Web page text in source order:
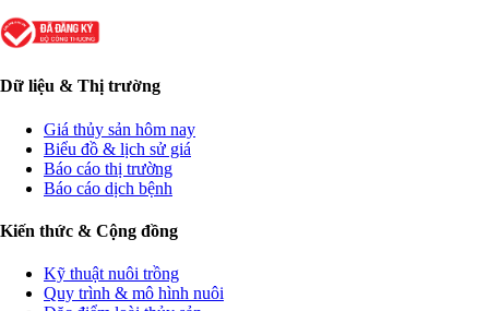
Dữ liệu & Thị trường
Giá thủy sản hôm nay
Biểu đồ & lịch sử giá
Báo cáo thị trường
Báo cáo dịch bệnh
Kiến thức & Cộng đồng
Kỹ thuật nuôi trồng
Quy trình & mô hình nuôi